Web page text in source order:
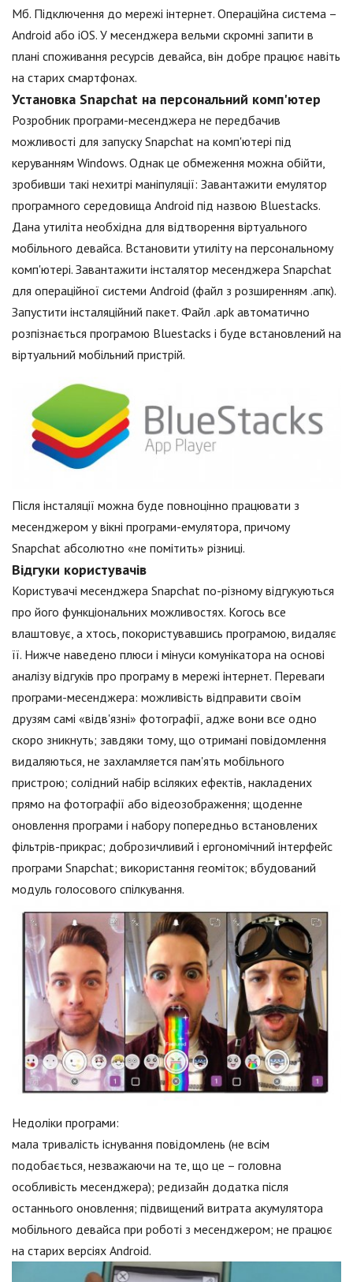
Мб. Підключення до мережі інтернет. Операційна система –
Android або iOS. У месенджера вельми скромні запити в
плані споживання ресурсів девайса, він добре працює навіть
на старих смартфонах.
Установка Snapchat на персональний комп'ютер
Розробник програми-месенджера не передбачив
можливості для запуску Snapchat на комп'ютері під
керуванням Windows. Однак це обмеження можна обійти,
зробивши такі нехитрі маніпуляції: Завантажити емулятор
програмного середовища Android під назвою Bluestacks.
Дана утиліта необхідна для відтворення віртуального
мобільного девайса. Встановити утиліту на персональному
комп'ютері. Завантажити інсталятор месенджера Snapchat
для операційної системи Android (файл з розширенням .апк).
Запустити інсталяційний пакет. Файл .apk автоматично
розпізнається програмою Bluestacks і буде встановлений на
віртуальний мобільний пристрій.
Після інсталяції можна буде повноцінно працювати з
месенджером у вікні програми-емулятора, причому
Snapchat абсолютно «не помітить» різниці.
Відгуки користувачів
Користувачі месенджера Snapchat по-різному відгукуються
про його функціональних можливостях. Когось все
влаштовує, а хтось, покористувавшись програмою, видаляє
її. Нижче наведено плюси і мінуси комунікатора на основі
аналізу відгуків про програму в мережі інтернет. Переваги
програми-месенджера: можливість відправити своїм
друзям самі «відв'язні» фотографії, адже вони все одно
скоро зникнуть; завдяки тому, що отримані повідомлення
видаляються, не захламляется пам'ять мобільного
пристрою; солідний набір всіляких ефектів, накладених
прямо на фотографії або відеозображення; щоденне
оновлення програми і набору попередньо встановлених
фільтрів-прикрас; доброзичливий і ергономічний інтерфейс
програми Snapchat; використання геоміток; вбудований
модуль голосового спілкування.
Недоліки програми:
мала тривалість існування повідомлень (не всім
подобається, незважаючи на те, що це – головна
особливість месенджера); редизайн додатка після
останнього оновлення; підвищений витрата акумулятора
мобільного девайса при роботі з месенджером; не працює
на старих версіях Android.